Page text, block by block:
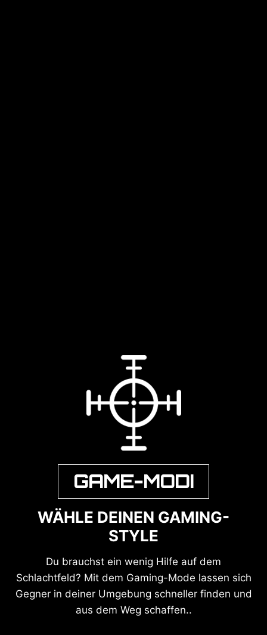
GAME-MODI
WÄHLE DEINEN GAMING-
STYLE
Du brauchst ein wenig Hilfe auf dem
Schlachtfeld? Mit dem Gaming-Mode lassen sich
Gegner in deiner Umgebung schneller finden und
aus dem Weg schaffen..